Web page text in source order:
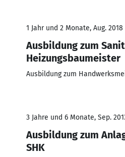
1 Jahr und 2 Monate, Aug.
Ausbildung zum
Heizungsbaumeister
Ausbildung zum
3 Jahre und 6 Monate, Sep.
Ausbildung zum
SHK